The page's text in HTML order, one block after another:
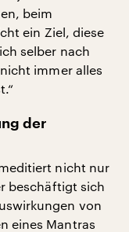
beim
ein Ziel, diese
selber nach
immer alles
der
nicht nur
beschäftigt sich
von
eines Mantras